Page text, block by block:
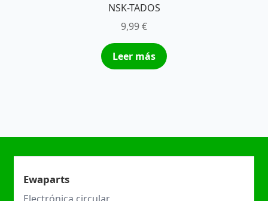
NSK-TADOS
9,99€
Leer más
Ewaparts